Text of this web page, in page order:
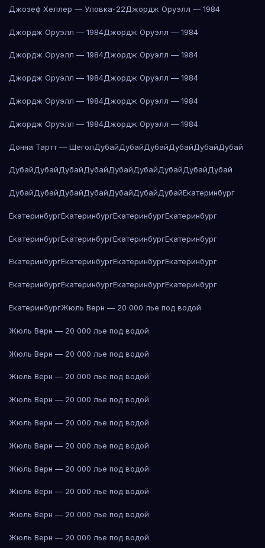
Джозеф Хеллер — Уловка-22Джордж Оруэлл — 1984
Джордж Оруэлл — 1984Джордж Оруэлл — 1984
Джордж Оруэлл — 1984Джордж Оруэлл — 1984
Джордж Оруэлл — 1984Джордж Оруэлл — 1984
Джордж Оруэлл — 1984Джордж Оруэлл — 1984
Джордж Оруэлл — 1984Джордж Оруэлл — 1984
Донна Тартт — ЩеголДубайДубайДубайДубайДубайДубай
ДубайДубайДубайДубайДубайДубайДубайДубайДубай
ДубайДубайДубайДубайДубайДубайДубайЕкатеринбург
ЕкатеринбургЕкатеринбургЕкатеринбургЕкатеринбург
ЕкатеринбургЕкатеринбургЕкатеринбургЕкатеринбург
ЕкатеринбургЕкатеринбургЕкатеринбургЕкатеринбург
ЕкатеринбургЕкатеринбургЕкатеринбургЕкатеринбург
ЕкатеринбургЖюль Верн — 20 000 лье под водой
Жюль Верн — 20 000 лье под водой
Жюль Верн — 20 000 лье под водой
Жюль Верн — 20 000 лье под водой
Жюль Верн — 20 000 лье под водой
Жюль Верн — 20 000 лье под водой
Жюль Верн — 20 000 лье под водой
Жюль Верн — 20 000 лье под водой
Жюль Верн — 20 000 лье под водой
Жюль Верн — 20 000 лье под водой
Жюль Верн — 20 000 лье под водой